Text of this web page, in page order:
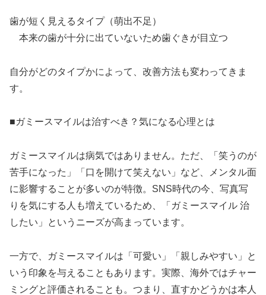
歯が短く見えるタイプ（萌出不足）
本来の歯が十分に出ていないため歯ぐきが目立つ
自分がどのタイプかによって、改善方法も変わってきま
す。
■ガミースマイルは治すべき？気になる心理とは
ガミースマイルは病気ではありません。ただ、「笑うのが
苦手になった」「口を開けて笑えない」など、メンタル面
に影響することが多いのが特徴。SNS時代の今、写真写
りを気にする人も増えているため、「ガミースマイル 治
したい」というニーズが高まっています。
一方で、ガミースマイルは「可愛い」「親しみやすい」と
いう印象を与えることもあります。実際、海外ではチャー
ミングと評価されることも。つまり、直すかどうかは本人